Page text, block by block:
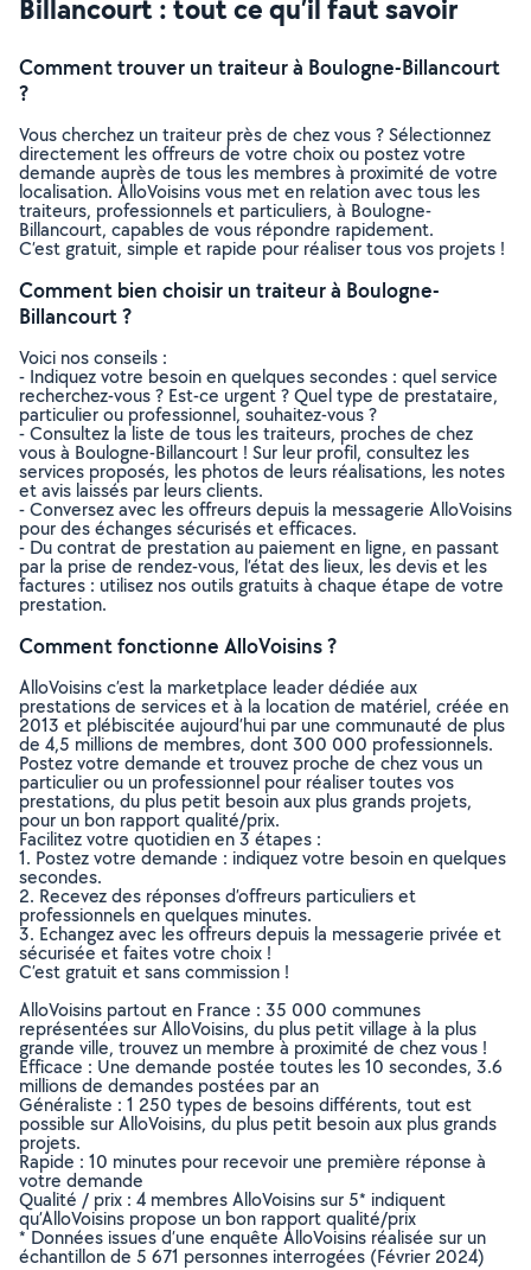
Billancourt : tout ce qu’il faut savoir
Comment trouver un traiteur à Boulogne-Billancourt
?
Vous cherchez un traiteur près de chez vous ? Sélectionnez
directement les offreurs de votre choix ou postez votre
demande auprès de tous les membres à proximité de votre
localisation. AlloVoisins vous met en relation avec tous les
traiteurs, professionnels et particuliers, à Boulogne-
Billancourt, capables de vous répondre rapidement.
C’est gratuit, simple et rapide pour réaliser tous vos projets !
Comment bien choisir un traiteur à Boulogne-
Billancourt ?
Voici nos conseils :
- Indiquez votre besoin en quelques secondes : quel service
recherchez-vous ? Est-ce urgent ? Quel type de prestataire,
particulier ou professionnel, souhaitez-vous ?
- Consultez la liste de tous les traiteurs, proches de chez
vous à Boulogne-Billancourt ! Sur leur profil, consultez les
services proposés, les photos de leurs réalisations, les notes
et avis laissés par leurs clients.
- Conversez avec les offreurs depuis la messagerie AlloVoisins
pour des échanges sécurisés et efficaces.
- Du contrat de prestation au paiement en ligne, en passant
par la prise de rendez-vous, l’état des lieux, les devis et les
factures : utilisez nos outils gratuits à chaque étape de votre
prestation.
Comment fonctionne AlloVoisins ?
AlloVoisins c’est la marketplace leader dédiée aux
prestations de services et à la location de matériel, créée en
2013 et plébiscitée aujourd’hui par une communauté de plus
de 4,5 millions de membres, dont 300 000 professionnels.
Postez votre demande et trouvez proche de chez vous un
particulier ou un professionnel pour réaliser toutes vos
prestations, du plus petit besoin aux plus grands projets,
pour un bon rapport qualité/prix.
Facilitez votre quotidien en 3 étapes :
1. Postez votre demande : indiquez votre besoin en quelques
secondes.
2. Recevez des réponses d’offreurs particuliers et
professionnels en quelques minutes.
3. Echangez avec les offreurs depuis la messagerie privée et
sécurisée et faites votre choix !
C’est gratuit et sans commission !
AlloVoisins partout en France : 35 000 communes
représentées sur AlloVoisins, du plus petit village à la plus
grande ville, trouvez un membre à proximité de chez vous !
Efficace : Une demande postée toutes les 10 secondes, 3.6
millions de demandes postées par an
Généraliste : 1 250 types de besoins différents, tout est
possible sur AlloVoisins, du plus petit besoin aux plus grands
projets.
Rapide : 10 minutes pour recevoir une première réponse à
votre demande
Qualité / prix : 4 membres AlloVoisins sur 5* indiquent
qu’AlloVoisins propose un bon rapport qualité/prix
* Données issues d’une enquête AlloVoisins réalisée sur un
échantillon de 5 671 personnes interrogées (Février 2024)